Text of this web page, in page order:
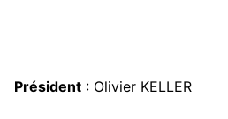
Président : Olivier KELLER